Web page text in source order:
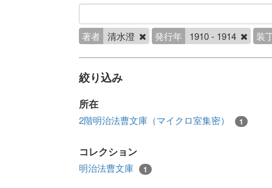
著者 清水澄 発行年 1910 - 1914 装
絞り込み
所在
2階明治法曹文庫（マイクロ室集密） 1
コレクション
明治法曹文庫 1